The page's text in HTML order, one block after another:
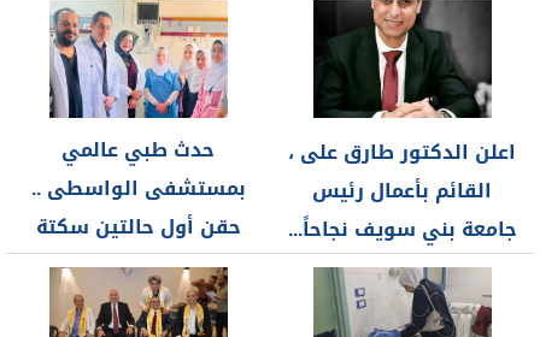
اعلن الدكتور طارق على ،
القائم بأعمال رئيس
جامعة بني سويف نجاحاً...
حدث طبي عالمي
بمستشفى الواسطى ..
حقن أول حالتين سكتة
دماغية بالعلاج...